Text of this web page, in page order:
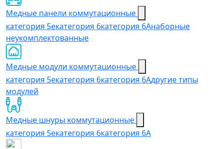
Медные панели коммутационные
категория 5екатегория 6категория 6Aнаборные
неукомплектованные
Медные модули коммутационные
категория 5екатегория 6категория 6Aдругие типы
модулей
Медные шнуры коммутационные
категория 5eкатегория 6категория 6A